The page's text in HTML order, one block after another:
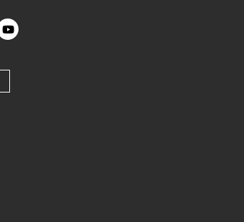
Facebook
compte Instagram
vers le compte Linkedin
Lien vers la chaîne Youtube